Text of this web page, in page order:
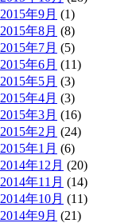
2015年9月 (1)
2015年8月 (8)
2015年7月 (5)
2015年6月 (11)
2015年5月 (3)
2015年4月 (3)
2015年3月 (16)
2015年2月 (24)
2015年1月 (6)
2014年12月 (20)
2014年11月 (14)
2014年10月 (11)
2014年9月 (21)